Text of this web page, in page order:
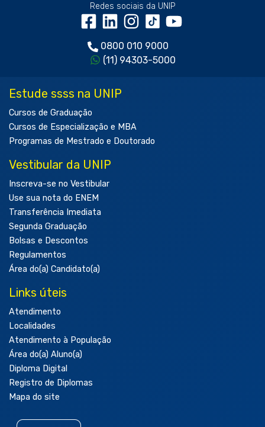
Redes sociais da UNIP
0800 010 9000
(11) 94303-5000
Estude ssss na UNIP
Cursos de Graduação
Cursos de Especialização e MBA
Programas de Mestrado e Doutorado
Vestibular da UNIP
Inscreva-se no Vestibular
Use sua nota do ENEM
Transferência Imediata
Segunda Graduação
Bolsas e Descontos
Regulamentos
Área do(a) Candidato(a)
Links úteis
Atendimento
Localidades
Atendimento à População
Área do(a) Aluno(a)
Diploma Digital
Registro de Diplomas
Mapa do site